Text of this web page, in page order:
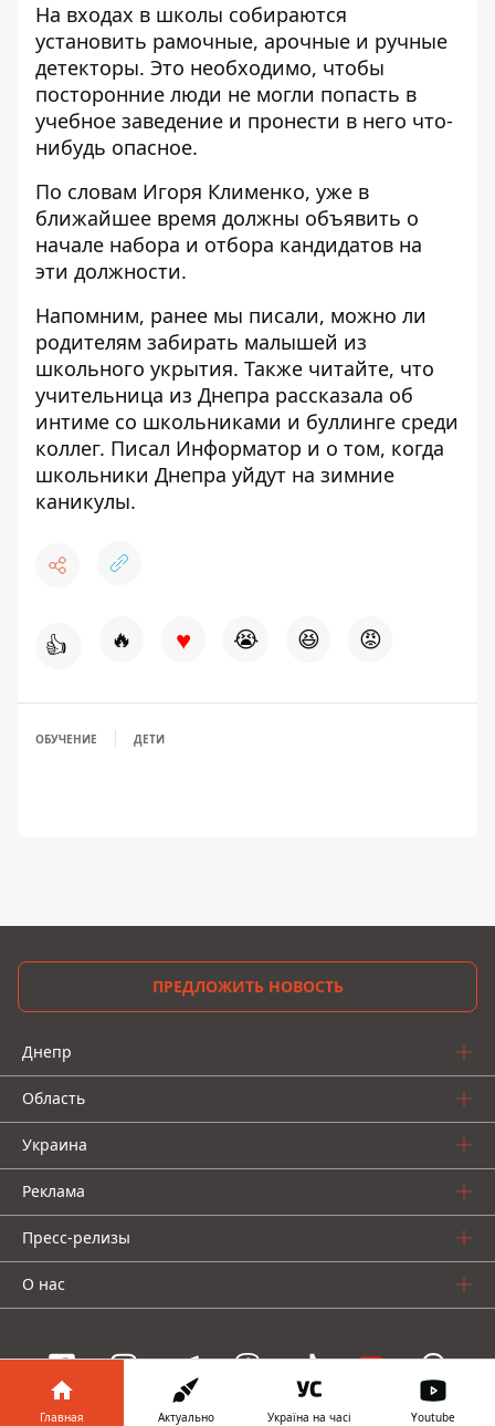
На входах в школы собираются
установить рамочные, арочные и ручные
детекторы. Это необходимо, чтобы
посторонние люди не могли попасть в
учебное заведение и пронести в него что-
нибудь опасное.
По словам Игоря Клименко, уже в
ближайшее время должны объявить о
начале набора и отбора кандидатов на
эти должности.
Напомним, ранее мы писали, можно ли
родителям забирать малышей из
школьного укрытия. Также читайте, что
учительница из Днепра рассказала об
интиме со школьниками и буллинге среди
коллег. Писал Информатор и о том, когда
школьники Днепра уйдут на зимние
каникулы.
👍 🔥 ♥ 😭 😆 😡
ОБУЧЕНИЕ ДЕТИ
ПРЕДЛОЖИТЬ НОВОСТЬ
Днепр
Область
Украина
Реклама
Пресс-релизы
О нас
Главная Актуально Україна на часі Youtube